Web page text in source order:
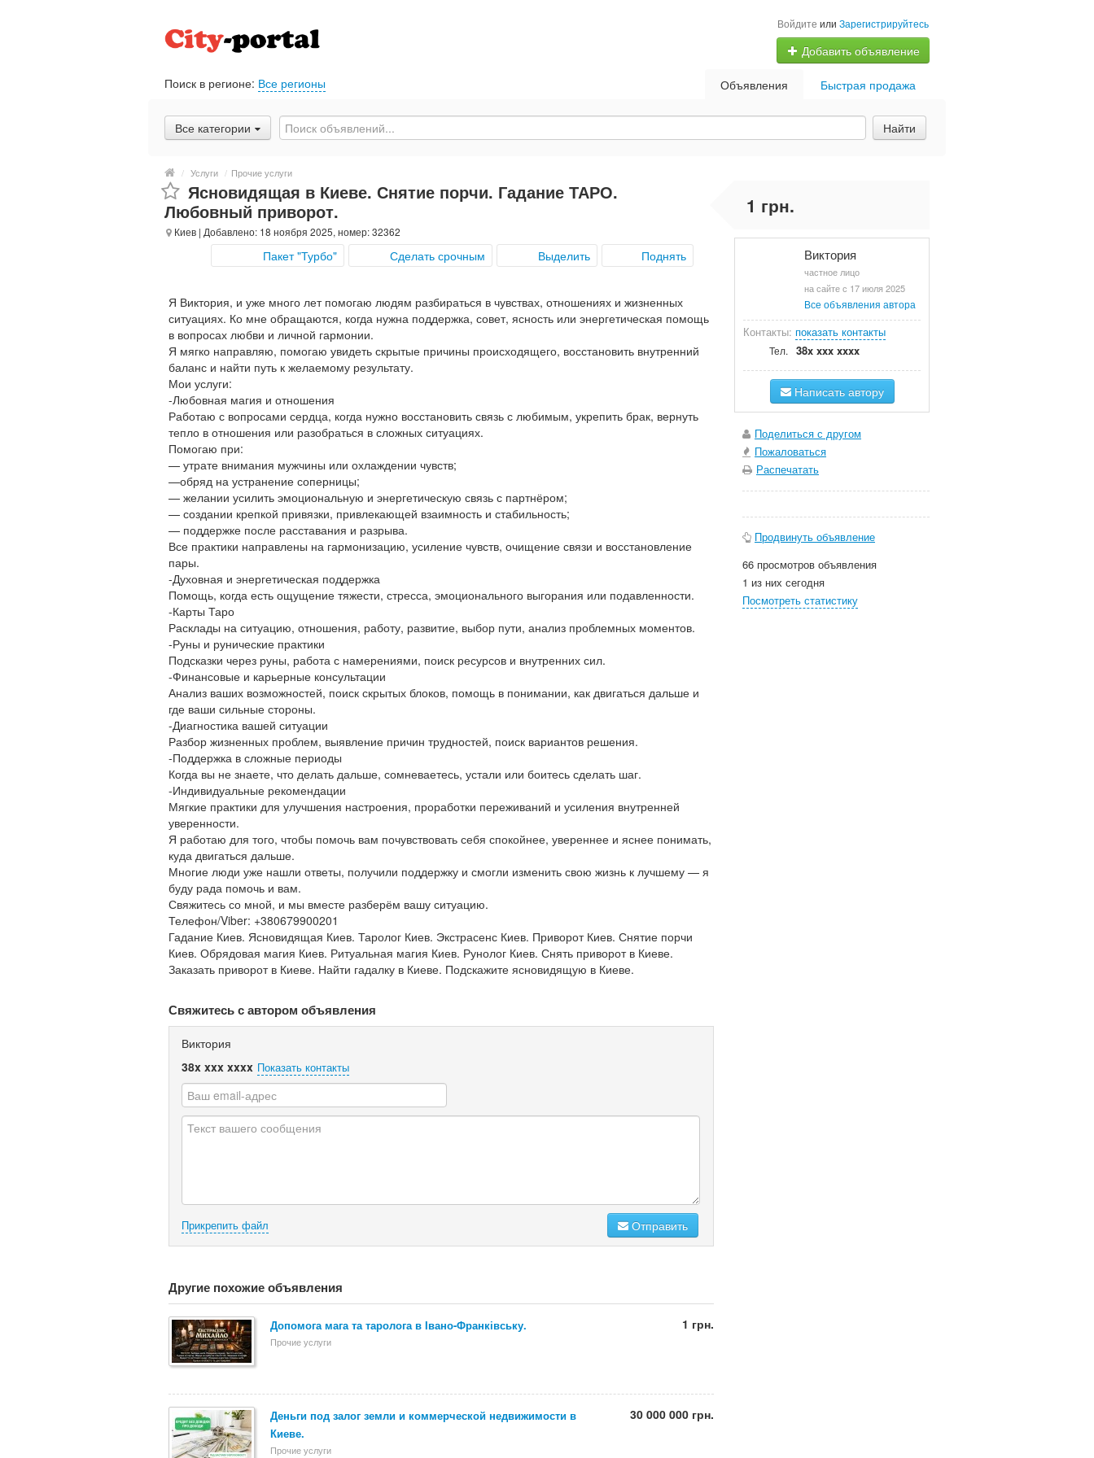
Войдите или Зарегистрируйтесь
Добавить объявление
Поиск в регионе: Все регионы Быстрая продажа
Объявления
Все категории Найти
/ Услуги / Прочие услуги
Ясновидящая в Киеве. Снятие порчи. Гадание ТАРО.
Любовный приворот.
Киев | Добавлено: 18 ноября 2025, номер: 32362
Пакет "Турбо" Сделать срочным Выделить Поднять
Я Виктория, и уже много лет помогаю людям разбираться в чувствах, отношениях и жизненных
ситуациях. Ко мне обращаются, когда нужна поддержка, совет, ясность или энергетическая помощь
в вопросах любви и личной гармонии.
Я мягко направляю, помогаю увидеть скрытые причины происходящего, восстановить внутренний
баланс и найти путь к желаемому результату.
Мои услуги:
-Любовная магия и отношения
Работаю с вопросами сердца, когда нужно восстановить связь с любимым, укрепить брак, вернуть
тепло в отношения или разобраться в сложных ситуациях.
Помогаю при:
— утрате внимания мужчины или охлаждении чувств;
—обряд на устранение соперницы;
— желании усилить эмоциональную и энергетическую связь с партнёром;
— создании крепкой привязки, привлекающей взаимность и стабильность;
— поддержке после расставания и разрыва.
Все практики направлены на гармонизацию, усиление чувств, очищение связи и восстановление
пары.
-Духовная и энергетическая поддержка
Помощь, когда есть ощущение тяжести, стресса, эмоционального выгорания или подавленности.
-Карты Таро
Расклады на ситуацию, отношения, работу, развитие, выбор пути, анализ проблемных моментов.
-Руны и рунические практики
Подсказки через руны, работа с намерениями, поиск ресурсов и внутренних сил.
-Финансовые и карьерные консультации
Анализ ваших возможностей, поиск скрытых блоков, помощь в понимании, как двигаться дальше и
где ваши сильные стороны.
-Диагностика вашей ситуации
Разбор жизненных проблем, выявление причин трудностей, поиск вариантов решения.
-Поддержка в сложные периоды
Когда вы не знаете, что делать дальше, сомневаетесь, устали или боитесь сделать шаг.
-Индивидуальные рекомендации
Мягкие практики для улучшения настроения, проработки переживаний и усиления внутренней
уверенности.
Я работаю для того, чтобы помочь вам почувствовать себя спокойнее, увереннее и яснее понимать,
куда двигаться дальше.
Многие люди уже нашли ответы, получили поддержку и смогли изменить свою жизнь к лучшему — я
буду рада помочь и вам.
Свяжитесь со мной, и мы вместе разберём вашу ситуацию.
Телефон/Viber: +380679900201
Гадание Киев. Ясновидящая Киев. Таролог Киев. Экстрасенс Киев. Приворот Киев. Снятие порчи
Киев. Обрядовая магия Киев. Ритуальная магия Киев. Рунолог Киев. Снять приворот в Киеве.
Заказать приворот в Киеве. Найти гадалку в Киеве. Подскажите ясновидящую в Киеве.
Свяжитесь с автором объявления
Виктория
38x xxx xxxx Показать контакты
Прикрепить файл Отправить
Другие похожие объявления
Допомога мага та таролога в Івано-Франківську.
Прочие услуги
1 грн.
Деньги под залог земли и коммерческой недвижимости в
Киеве.
Прочие услуги
30 000 000 грн.
1 грн.
Виктория
частное лицо
на сайте с 17 июля 2025
Все объявления автора
Контакты: показать контакты
Тел. 38x xxx xxxx
Написать автору
Поделиться с другом
Пожаловаться
Распечатать
Продвинуть объявление
66 просмотров объявления
1 из них сегодня
Посмотреть статистику